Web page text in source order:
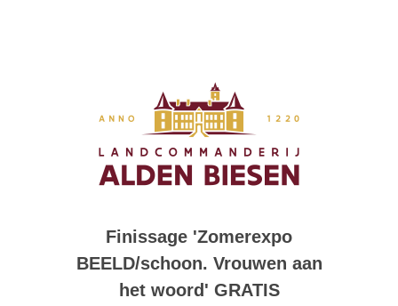
Finissage 'Zomerexpo
BEELD/schoon. Vrouwen aan
het woord' GRATIS